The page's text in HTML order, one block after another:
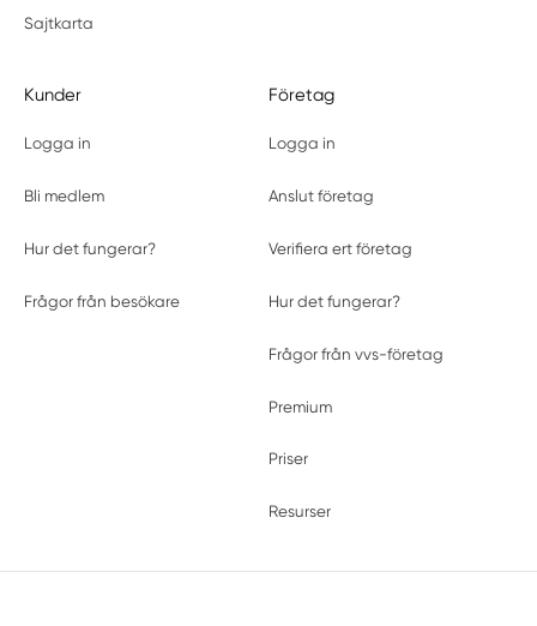
Sajtkarta
Kunder
Logga in
Bli medlem
Hur det fungerar?
Frågor från besökare
Företag
Logga in
Anslut företag
Verifiera ert företag
Hur det fungerar?
Frågor från vvs-företag
Premium
Priser
Resurser